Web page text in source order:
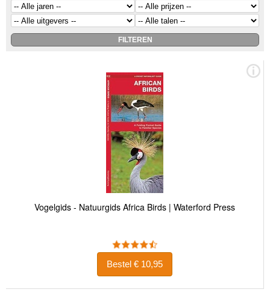
Vogelgids - Natuurgids Africa Birds | Waterford Press
Bestel € 10,95